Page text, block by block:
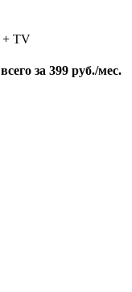
всего за 399 руб./мес.